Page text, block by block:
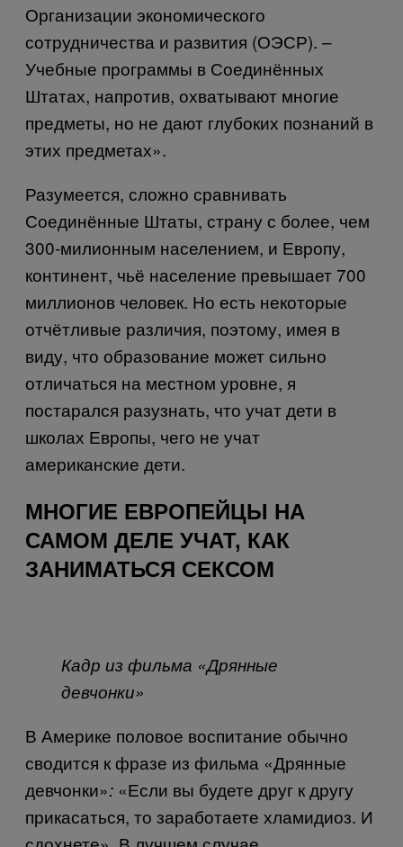
Организации экономического
сотрудничества и развития (ОЭСР). –
Учебные программы в Соединённых
Штатах, напротив, охватывают многие
предметы, но не дают глубоких познаний в
этих предметах».
Разумеется, сложно сравнивать
Соединённые Штаты, страну с более, чем
300-милионным населением, и Европу,
континент, чьё население превышает 700
миллионов человек. Но есть некоторые
отчётливые различия, поэтому, имея в
виду, что образование может сильно
отличаться на местном уровне, я
постарался разузнать, что учат дети в
школах Европы, чего не учат
американские дети.
МНОГИЕ ЕВРОПЕЙЦЫ НА
САМОМ ДЕЛЕ УЧАТ, КАК
ЗАНИМАТЬСЯ СЕКСОМ
Кадр из фильма «Дрянные
девчонки»
В Америке половое воспитание обычно
сводится к фразе из фильма «Дрянные
девчонки»: «Если вы будете друг к другу
прикасаться, то заработаете хламидиоз. И